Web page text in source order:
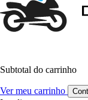
Subtotal do carrinho
Ver meu carrinho